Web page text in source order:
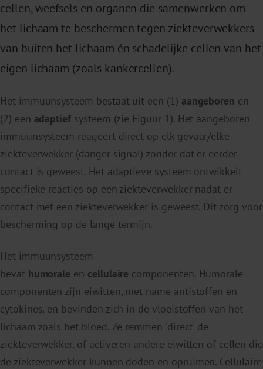
cellen, weefsels en organen die samenwerken om
het lichaam te beschermen tegen ziekteverwekkers
van buiten het lichaam én schadelijke cellen van het
eigen lichaam (zoals kankercellen).
Het immuunsysteem bestaat uit een (1) aangeboren en
(2) een adaptief systeem (zie Figuur 1). Het aangeboren
immuunsysteem reageert direct op elk gevaar/elke
ziekteverwekker (danger signal) zonder dat er eerder
contact is geweest. Het adaptieve systeem ontwikkelt
specifieke reacties op een ziekteverwekker nadat er
contact met een ziekteverwekker is geweest. Dit zorg voor
bescherming op de lange termijn.
Het immuunsysteem
bevat humorale en cellulaire componenten. Humorale
componenten zijn eiwitten, met name antistoffen en
cytokines, en bevinden zich in de vloeistoffen van het
lichaam zoals het bloed. Ze remmen 'direct' de
ziekteverwekker, of activeren andere eiwitten of cellen die
de ziekteverwekker kunnen doden en opruimen. Cellulaire